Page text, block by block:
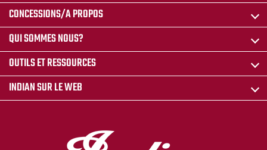
CONCESSIONS/A PROPOS
QUI SOMMES NOUS?
OUTILS ET RESSOURCES
INDIAN SUR LE WEB